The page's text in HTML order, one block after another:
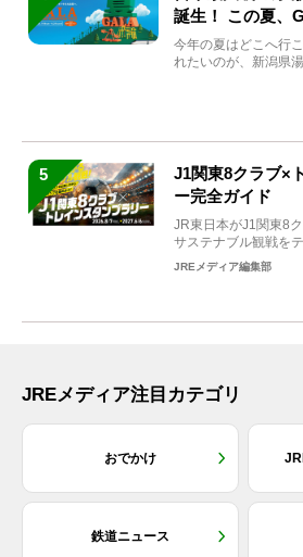
誕生！ この夏、
まれ変わる
今年の夏はどこへ行
れたいのが、新潟県
5
J1関東8クラブ×
ー完全ガイド
JR東日本がJ1関東8
サステナブル観戦を
ブ×トレイン...
JREメディア編集部
JREメディア注目カテゴリ
おでかけ
鉄道ニュース